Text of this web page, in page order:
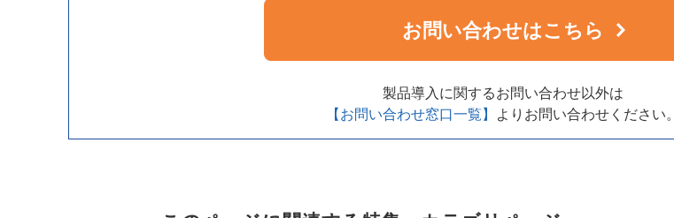
お問い合わせはこちら
製品導入に関するお問い合わせ以外は
【お問い合わせ窓口一覧】
よりお問い合わせください。